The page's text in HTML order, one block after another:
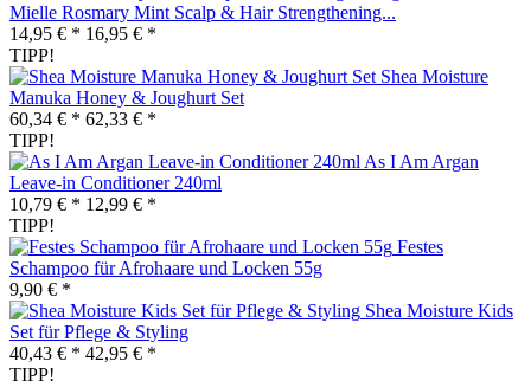
Mielle Rosmary Mint Scalp & Hair Strengthening...
14,95 € * 16,95 € *
TIPP!
Shea Moisture
Manuka Honey & Joughurt Set
60,34 € * 62,33 € *
TIPP!
As I Am Argan
Leave-in Conditioner 240ml
10,79 € * 12,99 € *
TIPP!
Festes
Schampoo für Afrohaare und Locken 55g
9,90 € *
Shea Moisture Kids
Set für Pflege & Styling
40,43 € * 42,95 € *
TIPP!